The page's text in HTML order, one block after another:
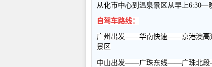
从化市中心到温泉景区从早上6:30—
自驾车路线：
广州出发——华南快速——京港澳
景区
中山出发——广珠东线——广珠北